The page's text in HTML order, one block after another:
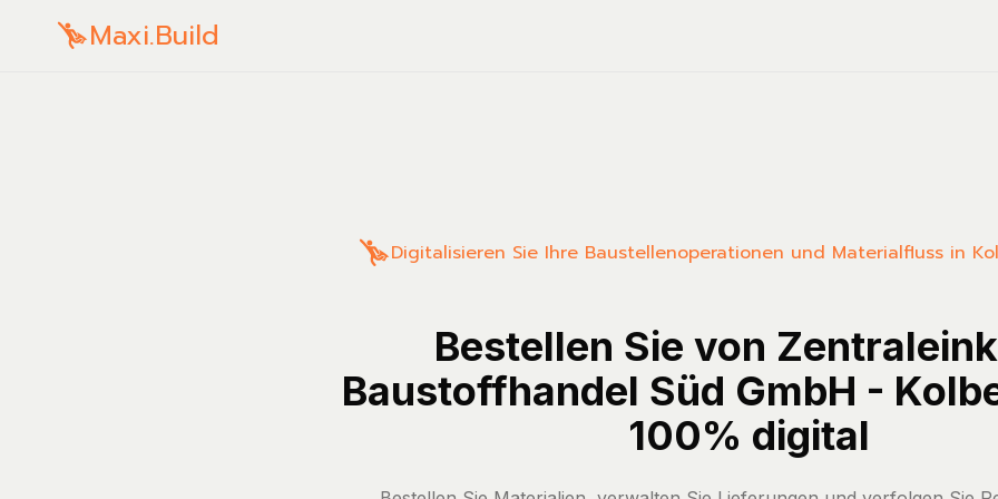
Maxi.Build
Digitalisieren Sie Ihre Baustellenoperationen und Materialfluss in
Bestellen Sie von
Baustoffhandel Süd GmbH -
100% digital